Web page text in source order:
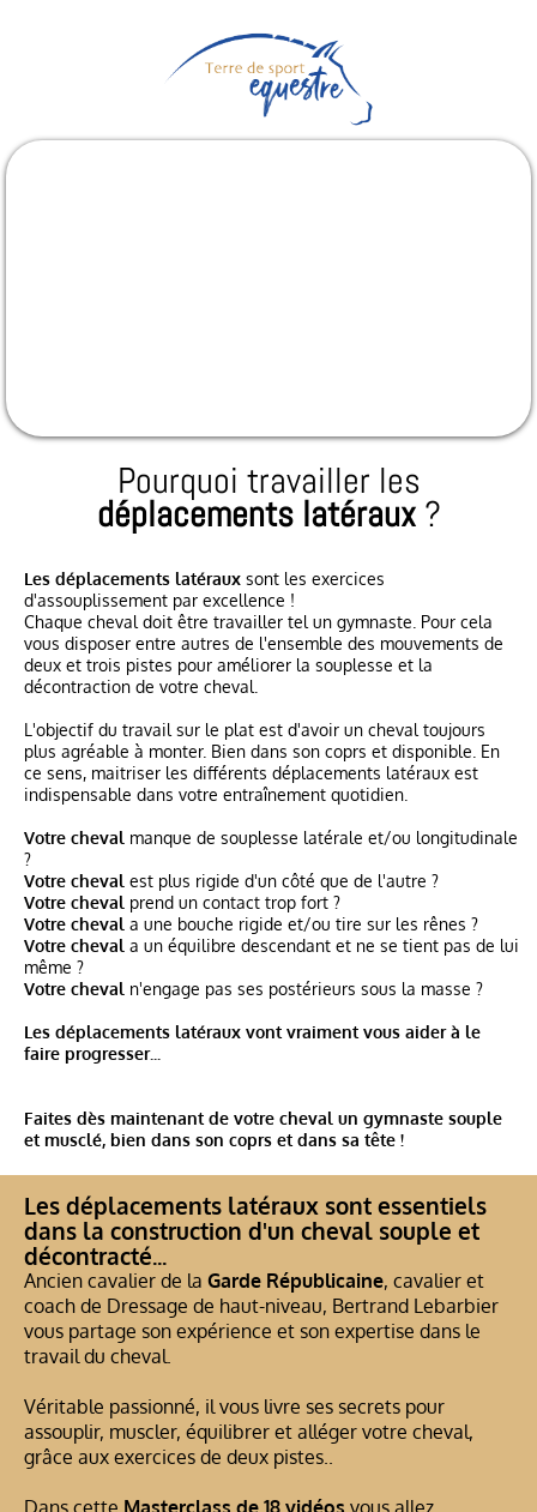
Pourquoi travailler les
déplacements latéraux?
Les déplacements latéraux sont les exercices
d'assouplissement par excellence !
Chaque cheval doit être travailler tel un gymnaste. Pour cela
vous disposer entre autres de l'ensemble des mouvements de
deux et trois pistes pour améliorer la souplesse et la
décontraction de votre cheval.
L'objectif du travail sur le plat est d'avoir un cheval toujours
plus agréable à monter. Bien dans son coprs et disponible. En
ce sens, maitriser les différents déplacements latéraux est
indispensable dans votre entraînement quotidien.
Votre cheval manque de souplesse latérale et/ou longitudinale
?
Votre cheval est plus rigide d'un côté que de l'autre ?
Votre cheval prend un contact trop fort ?
Votre cheval a une bouche rigide et/ou tire sur les rênes ?
Votre cheval a un équilibre descendant et ne se tient pas de lui
même ?
Votre cheval n'engage pas ses postérieurs sous la masse ?
Les déplacements latéraux vont vraiment vous aider à le
faire progresser...
Faites dès maintenant de votre cheval un gymnaste souple
et musclé, bien dans son coprs et dans sa tête !
Les déplacements latéraux sont essentiels
dans la construction d'un cheval souple et
décontracté...
Ancien cavalier de la Garde Républicaine, cavalier et
coach de Dressage de haut-niveau, Bertrand Lebarbier
vous partage son expérience et son expertise dans le
travail du cheval.
Véritable passionné, il vous livre ses secrets pour
assouplir, muscler, équilibrer et alléger votre cheval,
grâce aux exercices de deux pistes..
Dans cette Masterclass de 18 vidéos vous allez